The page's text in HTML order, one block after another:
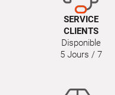
SERVICE
CLIENTS
Disponible
5 Jours / 7